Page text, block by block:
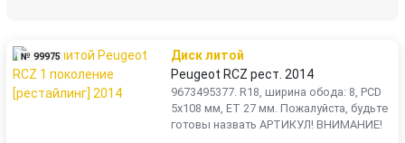
№ 99975
Диск литой
Peugeot RCZ рест. 2014
9673495377. R18, ширина обода: 8, PCD
5x108 мм, ET 27 мм. Пожалуйста, будьте
готовы назвать АРТИКУЛ! ВНИМАНИЕ!